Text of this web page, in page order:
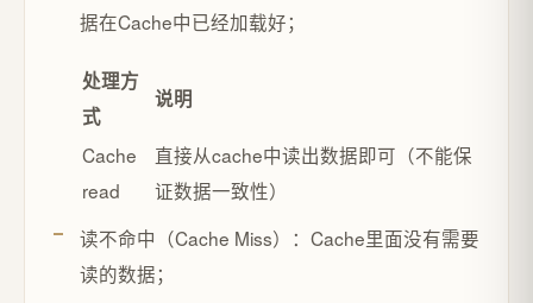
据在Cache中已经加载好；
处理方
式
说明
Cache
read
直接从cache中读出数据即可（不能保
证数据一致性）
读不命中（Cache Miss）：Cache里面没有需要
读的数据；